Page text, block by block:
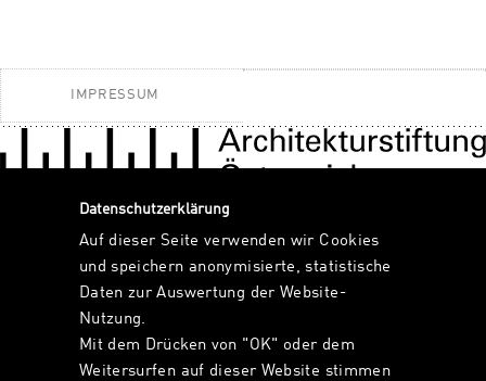
IMPRESSUM
Datenschutzerklärung
Auf dieser Seite verwenden wir Cookies
und speichern anonymisierte, statistische
Daten zur Auswertung der Website-
Nutzung.
Mit dem Drücken von "OK" oder dem
Weitersurfen auf dieser Website stimmen